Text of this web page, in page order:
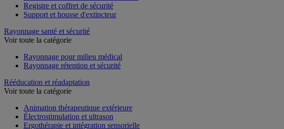
Registre et coffret de sécurité
Support et housse d'extincteur
Rayonnage santé et sécurité
Voir toute la catégorie
Rayonnage pour milieu médical
Rayonnage rétention et sécurité
Rééducation et réadaptation
Voir toute la catégorie
Animation thérapeutique extérieure
Électrostimulation et ultrason
Ergothérapie et intégration sensorielle